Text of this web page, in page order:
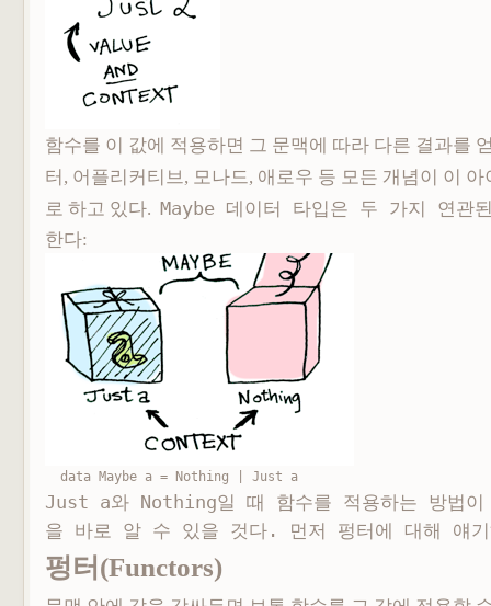
함수를 이 값에 적용하면 그 문맥에 따라 다른 결과를
터, 어플리커티브, 모나드, 애로우 등 모든 개념이 이
로 하고 있다. Maybe 데이터 타입은 두 가지 연관
한다:
data Maybe a = Nothing | Just a
Just a와 Nothing일 때 함수를 적용하는 방법이
을 바로 알 수 있을 것다. 먼저 펑터에 대해 얘
펑터(Functors)